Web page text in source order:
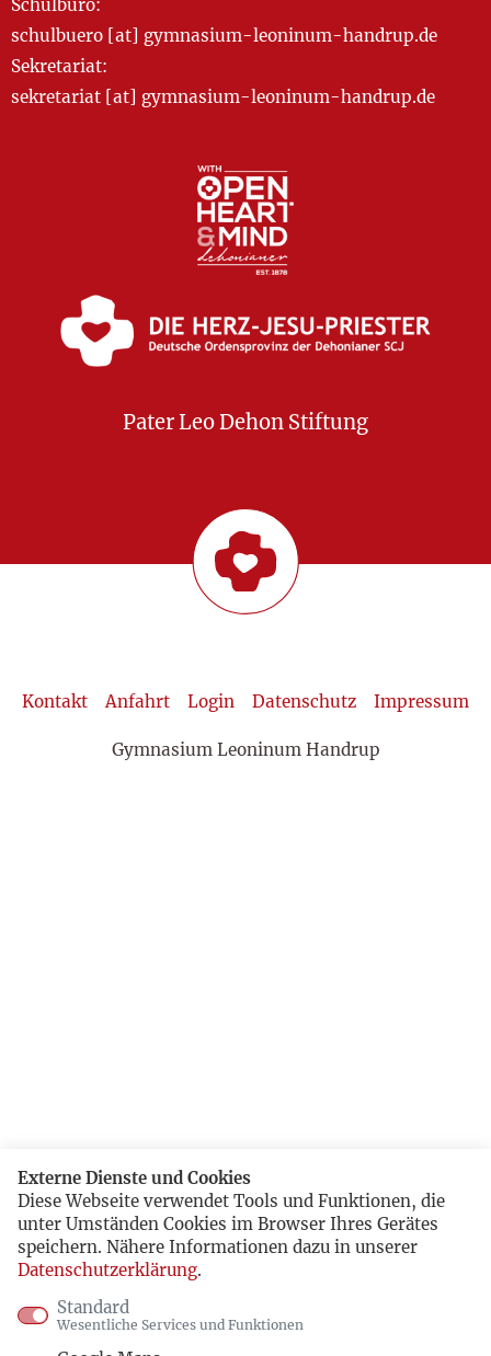
Schulbüro:
schulbuero [at] gymnasium-leoninum-handrup.de
Sekretariat:
sekretariat [at] gymnasium-leoninum-handrup.de
Pater Leo Dehon Stiftung
Kontakt Anfahrt Login Datenschutz Impressum
Gymnasium Leoninum Handrup
Externe Dienste und Cookies
Diese Webseite verwendet Tools und Funktionen, die
unter Umständen Cookies im Browser Ihres Gerätes
speichern. Nähere Informationen dazu in unserer
Datenschutzerklärung.
Standard
Wesentliche Services und Funktionen